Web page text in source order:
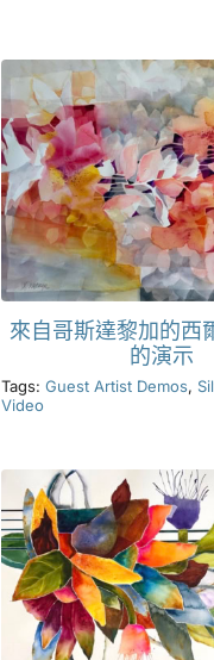
來自哥斯達黎加的西
的演示
Tags: Guest Artist Demos,
Video